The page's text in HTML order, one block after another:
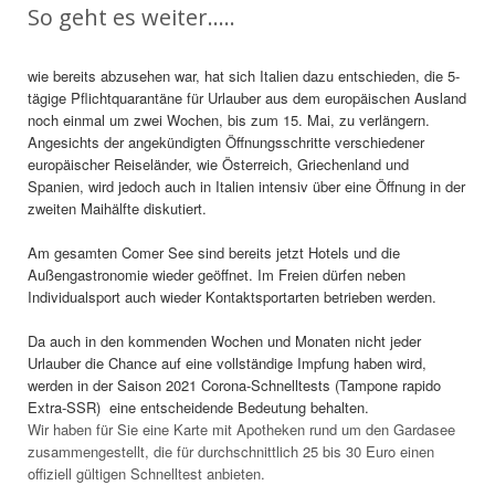
So geht es weiter.....
wie bereits abzusehen war, hat sich Italien dazu entschieden, die 5-
tägige Pflichtquarantäne für Urlauber aus dem europäischen Ausland
noch einmal um zwei Wochen, bis zum 15. Mai, zu verlängern.
Angesichts der angekündigten Öffnungsschritte verschiedener
europäischer Reiseländer, wie Österreich, Griechenland und
Spanien, wird jedoch auch in Italien intensiv über eine Öffnung in der
zweiten Maihälfte diskutiert.
Am gesamten Comer See sind bereits jetzt Hotels und die
Außengastronomie wieder geöffnet. Im Freien dürfen neben
Individualsport auch wieder Kontaktsportarten betrieben werden.
Da auch in den kommenden Wochen und Monaten nicht jeder
Urlauber die Chance auf eine vollständige Impfung haben wird,
werden in der Saison 2021 Corona-Schnelltests (Tampone rapido
Extra-SSR) eine entscheidende Bedeutung behalten.
Wir haben für Sie eine Karte mit Apotheken rund um den Gardasee
zusammengestellt, die für durchschnittlich 25 bis 30 Euro einen
offiziell gültigen Schnelltest anbieten.